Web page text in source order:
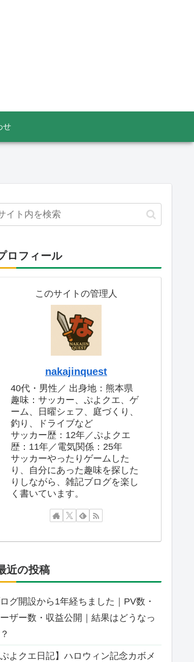
せ
ロフィール
このサイトの管理人
nakajinquest
40代・男性／ 出身地：熊本県
趣味：サッカー、ぷよクエ、ゲ
ーム、日曜シェフ、庭づくり、
釣り、ドライブなど
サッカー歴：12年／ぷよクエ
歴：11年／電気関係：25年
サッカーやったりゲームした
り、自分にあった趣味を探した
りしながら、雑記ブログを楽し
く書いています。
近の投稿
グ開設から1年経ちました｜PV数・
ザー数・収益公開｜結果はどうなっ
ぷよクエ日記】ハロウィン記念カボメ